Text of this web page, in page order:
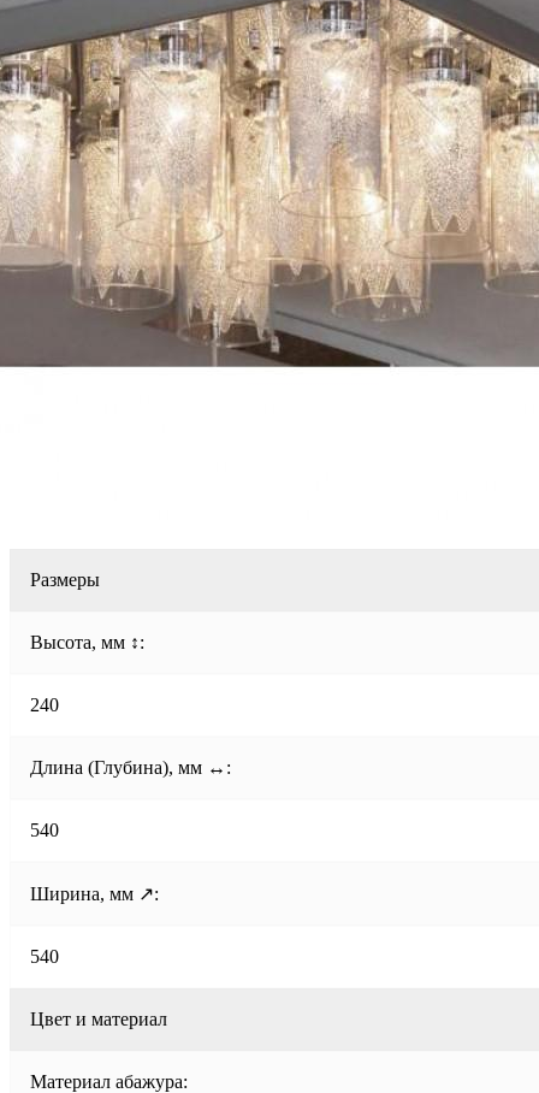
Размеры
Высота, мм ↕:
240
Длина (Глубина), мм ↔:
540
Ширина, мм ↗:
540
Цвет и материал
Материал абажура: